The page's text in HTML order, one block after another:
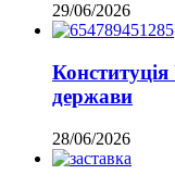
29/06/2026
держави
28/06/2026